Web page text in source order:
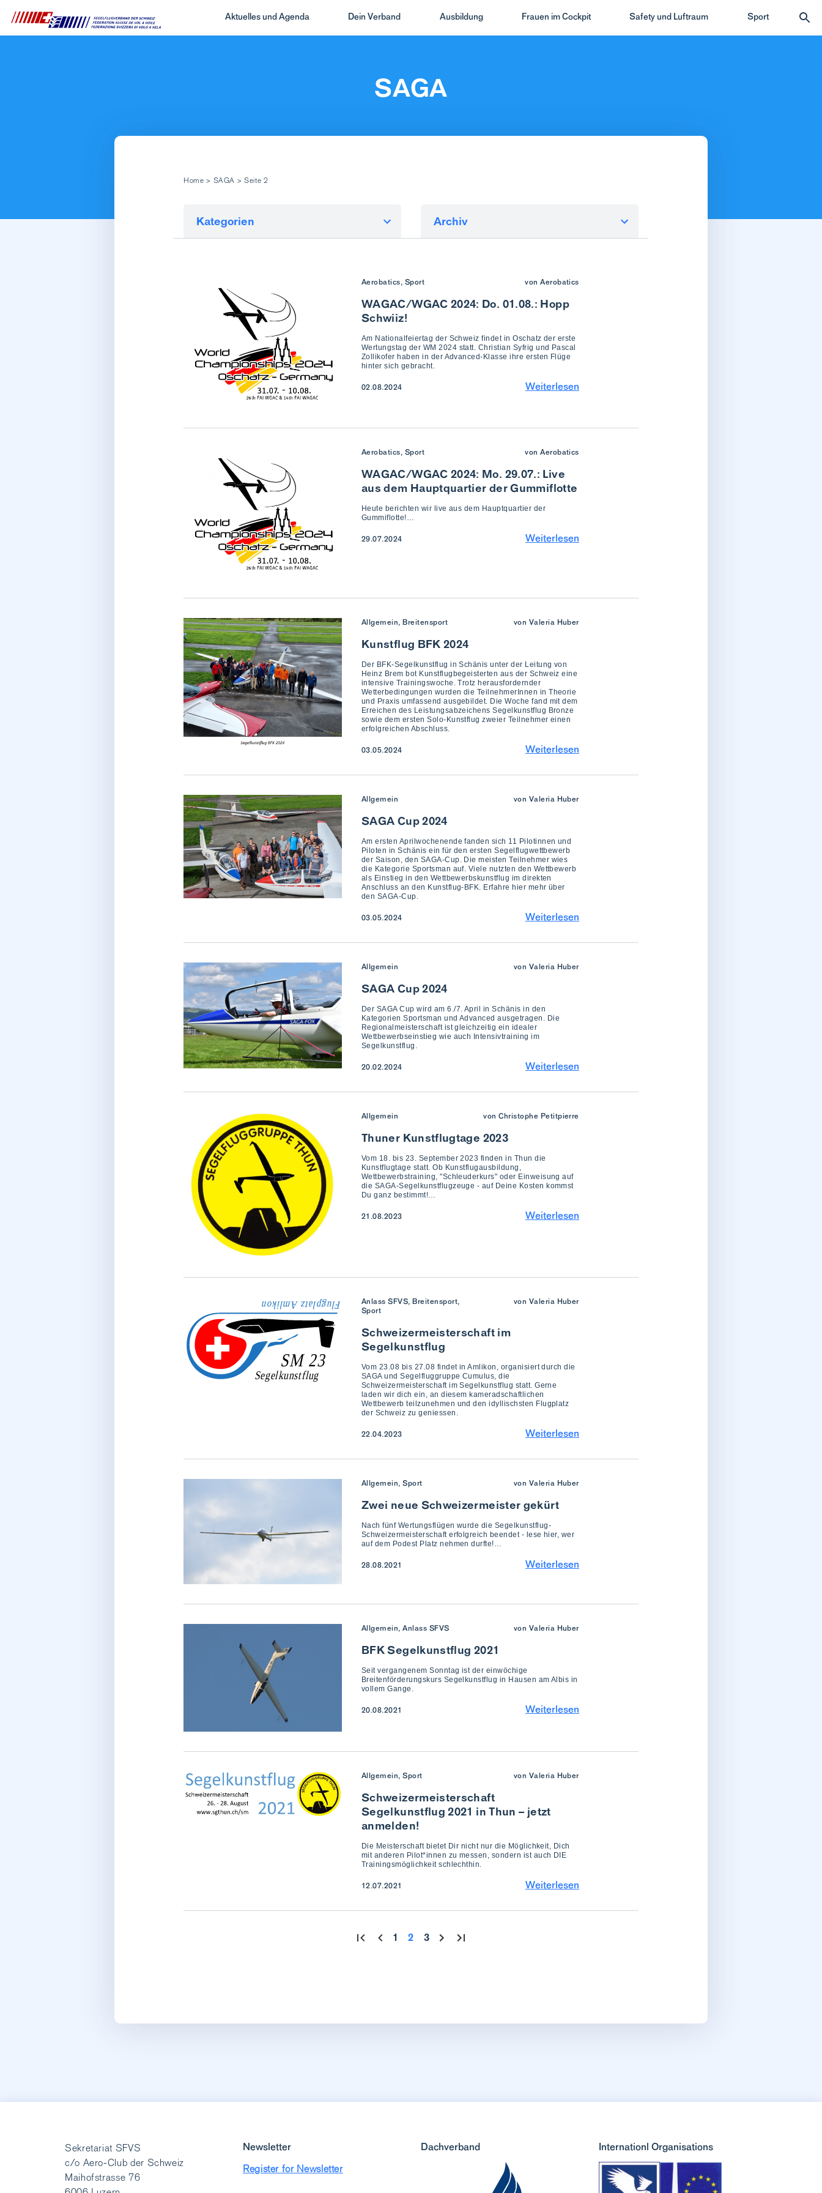
Aktuelles und Agenda Dein Verband Ausbildung Frauen im Cockpit Safety und Luftraum Sport
SAGA
Home > SAGA >Seite 2
Kategorien Archiv
Aerobatics, Sport von Aerobatics
WAGAC/WGAC 2024: Do. 01.08.: Hopp
Schwiiz!
Am Nationalfeiertag der Schweiz findet in Oschatz der erste
Wertungstag der WM 2024 statt. Christian Syfrig und Pascal
Zollikofer haben in der Advanced-Klasse ihre ersten Flüge
hinter sich gebracht.
02.08.2024 Weiterlesen
Aerobatics, Sport von Aerobatics
WAGAC/WGAC 2024: Mo. 29.07.: Live
aus dem Hauptquartier der Gummiflotte
Heute berichten wir live aus dem Hauptquartier der
Gummiflotte!…
29.07.2024 Weiterlesen
Allgemein, Breitensport von Valeria Huber
Kunstflug BFK 2024
Der BFK-Segelkunstflug in Schänis unter der Leitung von
Heinz Brem bot Kunstflugbegeisterten aus der Schweiz eine
intensive Trainingswoche. Trotz herausfordernder
Wetterbedingungen wurden die TeilnehmerInnen in Theorie
und Praxis umfassend ausgebildet. Die Woche fand mit dem
Erreichen des Leistungsabzeichens Segelkunstflug Bronze
sowie dem ersten Solo-Kunstflug zweier Teilnehmer einen
erfolgreichen Abschluss.
03.05.2024 Weiterlesen
Allgemein von Valeria Huber
SAGA Cup 2024
Am ersten Aprilwochenende fanden sich 11 Pilotinnen und
Piloten in Schänis ein für den ersten Segelflugwettbewerb
der Saison, den SAGA-Cup. Die meisten Teilnehmer wies
die Kategorie Sportsman auf. Viele nutzten den Wettbewerb
als Einstieg in den Wettbewerbskunstflug im direkten
Anschluss an den Kunstflug-BFK. Erfahre hier mehr über
den SAGA-Cup.
03.05.2024 Weiterlesen
Allgemein von Valeria Huber
SAGA Cup 2024
Der SAGA Cup wird am 6./7. April in Schänis in den
Kategorien Sportsman und Advanced ausgetragen. Die
Regionalmeisterschaft ist gleichzeitig ein idealer
Wettbewerbseinstieg wie auch Intensivtraining im
Segelkunstflug.
20.02.2024 Weiterlesen
Allgemein von Christophe Petitpierre
Thuner Kunstflugtage 2023
Vom 18. bis 23. September 2023 finden in Thun die
Kunstflugtage statt. Ob Kunstflugausbildung,
Wettbewerbstraining, "Schleuderkurs" oder Einweisung auf
die SAGA-Segelkunstflugzeuge - auf Deine Kosten kommst
Du ganz bestimmt!…
21.08.2023 Weiterlesen
Anlass SFVS, Breitensport,
Sport
von Valeria Huber
Schweizermeisterschaft im
Segelkunstflug
Vom 23.08 bis 27.08 findet in Amlikon, organisiert durch die
SAGA und Segelfluggruppe Cumulus, die
Schweizermeisterschaft im Segelkunstflug statt. Gerne
laden wir dich ein, an diesem kameradschaftlichen
Wettbewerb teilzunehmen und den idyllischsten Flugplatz
der Schweiz zu geniessen.
22.04.2023 Weiterlesen
Allgemein, Sport von Valeria Huber
Zwei neue Schweizermeister gekürt
Nach fünf Wertungsflügen wurde die Segelkunstflug-
Schweizermeisterschaft erfolgreich beendet - lese hier, wer
auf dem Podest Platz nehmen durfte!…
28.08.2021 Weiterlesen
Allgemein, Anlass SFVS von Valeria Huber
BFK Segelkunstflug 2021
Seit vergangenem Sonntag ist der einwöchige
Breitenförderungskurs Segelkunstflug in Hausen am Albis in
vollem Gange.
20.08.2021 Weiterlesen
Allgemein, Sport von Valeria Huber
Schweizermeisterschaft
Segelkunstflug 2021 in Thun – jetzt
anmelden!
Die Meisterschaft bietet Dir nicht nur die Möglichkeit, Dich
mit anderen Pilot*innen zu messen, sondern ist auch DIE
Trainingsmöglichkeit schlechthin.
12.07.2021 Weiterlesen
1 2 3
Sekretariat SFVS
c/o Aero-Club der Schweiz
Maihofstrasse 76
Newsletter
Register for Newsletter
Dachverband Internationl Organisations